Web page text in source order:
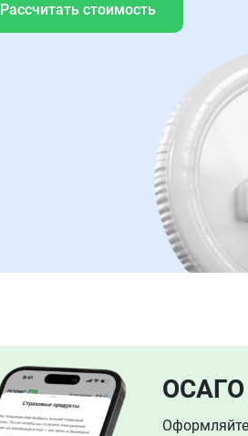
Рассчитать стоимость
ОСАГО